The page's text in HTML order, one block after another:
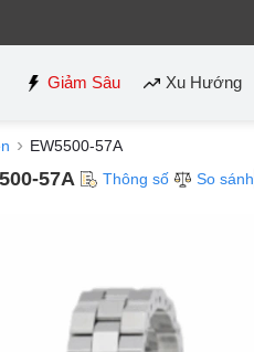
Giảm Sâu Xu Hướng
EW5500-57A
57A Thông số So sánh